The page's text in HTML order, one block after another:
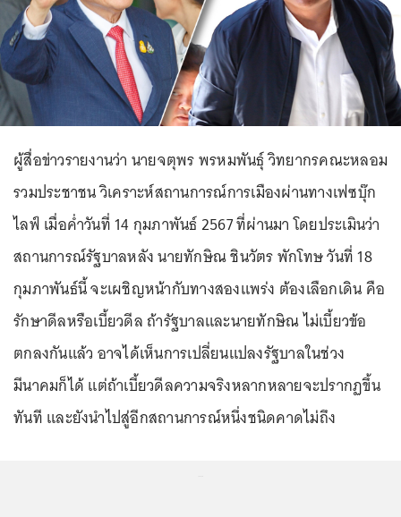
ผู้สื่อข่าวรายงานว่า นายจตุพร พรหมพันธุ์ วิทยากรคณะหลอม
รวมประชาชน วิเคราะห์สถานการณ์การเมืองผ่านทางเฟซบุ๊ก
ไลฟ์ เมื่อค่ำวันที่ 14 กุมภาพันธ์ 2567 ที่ผ่านมา โดยประเมินว่า
สถานการณ์รัฐบาลหลัง นายทักษิณ ชินวัตร พักโทษ วันที่ 18
กุมภาพันธ์นี้ จะเผชิญหน้ากับทางสองแพร่ง ต้องเลือกเดิน คือ
รักษาดีลหรือเบี้ยวดีล ถ้ารัฐบาลและนายทักษิณ ไม่เบี้ยวข้อ
ตกลงกันแล้ว อาจได้เห็นการเปลี่ยนแปลงรัฐบาลในช่วง
มีนาคมก็ได้ แต่ถ้าเบี้ยวดีลความจริงหลากหลายจะปรากฏขึ้น
ทันที และยังนำไปสู่อีกสถานการณ์หนึ่งชนิดคาดไม่ถึง